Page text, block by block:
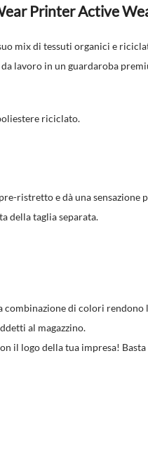
Printer Active
mix di tessuti organici e
lavoro in un guardaroba
riciclato.
ristretto e dà una sensazione
della taglia separata.
di colori rendono
al magazzino.
il logo della tua impresa!